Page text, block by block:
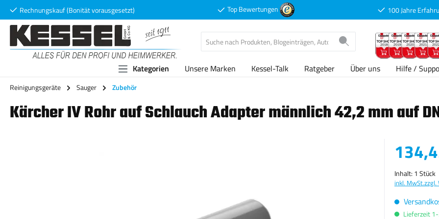
Hauptinhalt springen
Zur Suche springen
Zur Hauptnavigation springen
Rechnungskauf (Bonität vorausgesetzt) Top Bewertungen 100 Jahre
Kategorien Unsere Marken Kessel-Talk Ratgeber Über uns Hilfe /
Reinigungsgeräte Sauger Zubehör
Kärcher IV Rohr auf Schlauch Adapter männlich 42,2 mm auf
Inhalt: 1 Stück
inkl. MwSt.zzgl.
Lieferzeit